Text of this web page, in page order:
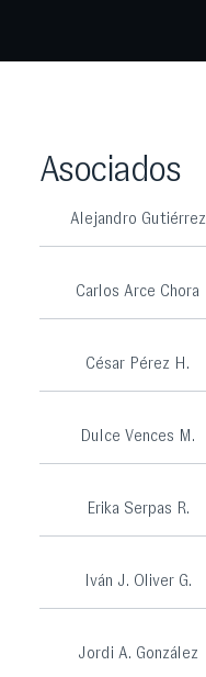
Asociados
Alejandro Gutiérrez
Carlos Arce Chora
César Pérez H.
Dulce Vences M.
Erika Serpas R.
Iván J. Oliver G.
Jordi A. González